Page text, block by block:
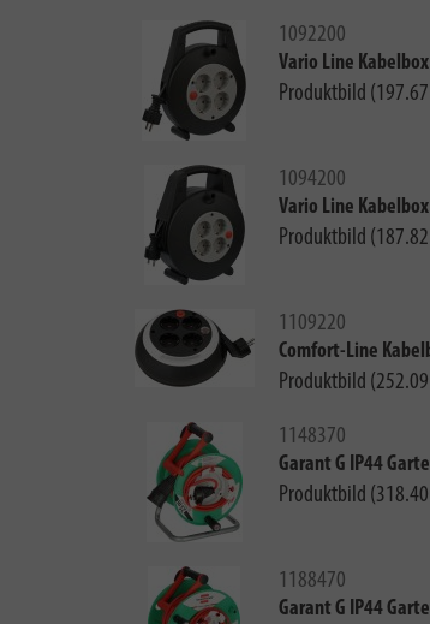
1092200
Vario Line
Produktbild (197.67
1094200
Vario Line
Produktbild (187.82
1109220
Comfort-Line
Produktbild (252.09
1148370
Garant G IP44
Produktbild (318.40
1188470
Garant G IP44